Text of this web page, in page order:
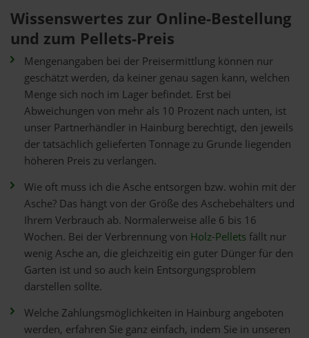
Wissenswertes zur Online-Bestellung
und zum Pellets-Preis
Mengenangaben bei der Preisermittlung können nur
geschätzt werden, da keiner genau sagen kann, welchen
Menge sich noch im Lager befindet. Erst bei
Abweichungen von mehr als 10 Prozent nach unten, ist
unser Partnerhändler in Hainburg berechtigt, den jeweils
der tatsächlich gelieferten Tonnage zu Grunde liegenden
höheren Preis zu verlangen.
Wie oft muss ich die Asche entsorgen bzw. wohin mit der
Asche? Das hängt von der Größe des Aschebehälters und
Ihrem Verbrauch ab. Normalerweise alle 6 bis 16
Wochen. Bei der Verbrennung von Holz-Pelletsfällt nur
wenig Asche an, die gleichzeitig ein guter Dünger für den
Garten ist und so auch kein Entsorgungsproblem
darstellen sollte.
Welche Zahlungsmöglichkeiten in Hainburg angeboten
werden, erfahren Sie ganz einfach, indem Sie in unseren